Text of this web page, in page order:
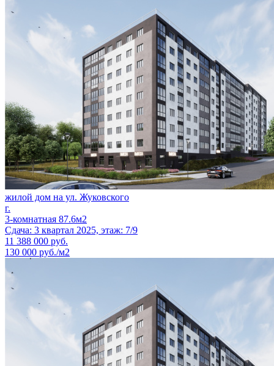
жилой дом на ул. Жуковского
г.
3-комнатная 87.6м2
Сдача: 3 квартал 2025, этаж: 7/9
11 388 000 руб.
130 000 руб./м2